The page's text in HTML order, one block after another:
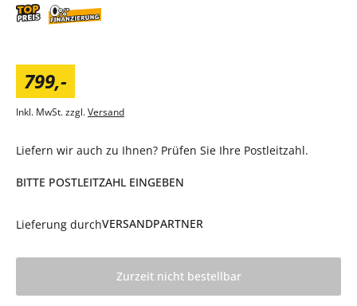
799,-
Inkl. MwSt. zzgl.Versand
Liefern wir auch zu Ihnen? Prüfen Sie Ihre Postleitzahl.
BITTE POSTLEITZAHL EINGEBEN
Lieferung durchVERSANDPARTNER
Zurzeit nicht bestellbar